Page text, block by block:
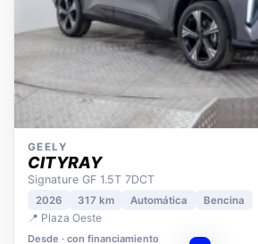
GEELY
CITYRAY
Signature GF 1.5T 7DCT
2026 317 km
📍 Plaza Oeste